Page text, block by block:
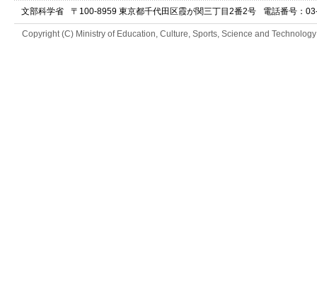
文部科学省 〒100-8959 東京都千代田区霞が関三丁目2番2号 電話番号：
Copyright (C) Ministry of Education, Culture, Sports, Science and Technology